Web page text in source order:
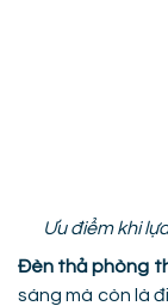
Ưu điểm khi
Đèn thả phòng
sáng mà còn là